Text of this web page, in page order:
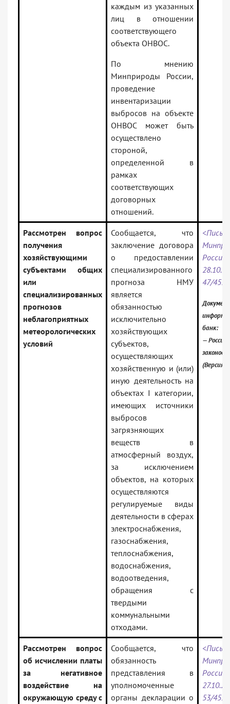
каждым из указанных
лиц в отношении
соответствующего
объекта ОНВОС.
По мнению
Минприроды России,
проведение
инвентаризации
выбросов на объекте
ОНВОС может быть
осуществлено
стороной,
определенной в
рамках
соответствующих
договорных
отношений.
Рассмотрен вопрос
получения
хозяйствующими
субъектами общих
или
специализированных
прогнозов
неблагоприятных
метеорологических
условий
Сообщается, что
заключение договора
о предоставлении
специализированного
прогноза НМУ
является
обязанностью
исключительно
хозяйствующих
субъектов,
осуществляющих
хозяйственную и (или)
иную деятельность на
объектах I категории,
имеющих источники
выбросов
загрязняющих
веществ в
атмосферный воздух,
за исключением
объектов, на которых
осуществляются
регулируемые виды
деятельности в сферах
электроснабжения,
газоснабжения,
теплоснабжения,
водоснабжения,
водоотведения,
обращения с
твердыми
коммунальными
отходами.
47/
банк:
—
(Версия
Рассмотрен вопрос
об исчислении платы
за негативное
воздействие на
окружающую среду с
Сообщается, что
обязанность
представления в
уполномоченные
органы декларации о
53/